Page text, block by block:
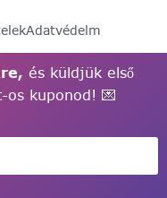
Adatvédelm
és küldjük első
os kuponod! 💌